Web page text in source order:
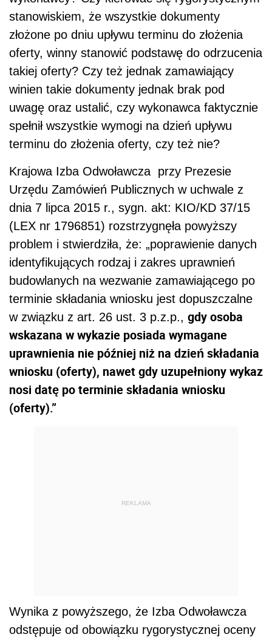
stanowiskiem, że wszystkie dokumenty
złożone po dniu upływu terminu do złożenia
oferty, winny stanowić podstawę do odrzucenia
takiej oferty? Czy też jednak zamawiający
winien takie dokumenty jednak brak pod
uwagę oraz ustalić, czy wykonawca faktycznie
spełnił wszystkie wymogi na dzień upływu
terminu do złożenia oferty, czy też nie?
Krajowa Izba Odwoławcza przy Prezesie
Urzędu Zamówień Publicznych w uchwale z
dnia 7 lipca 2015 r., sygn. akt: KIO/KD 37/15
(LEX nr 1796851) rozstrzygnęła powyższy
problem i stwierdziła, że: „poprawienie danych
identyfikujących rodzaj i zakres uprawnień
budowlanych na wezwanie zamawiającego po
terminie składania wniosku jest dopuszczalne
w związku z art. 26 ust. 3 p.z.p., gdy osoba
wskazana w wykazie posiada wymagane
uprawnienia nie później niż na dzień składania
wniosku (oferty), nawet gdy uzupełniony wykaz
nosi datę po terminie składania wniosku
(oferty).”
REKLAMA
Wynika z powyższego, że Izba Odwoławcza
odstępuje od obowiązku rygorystycznej oceny